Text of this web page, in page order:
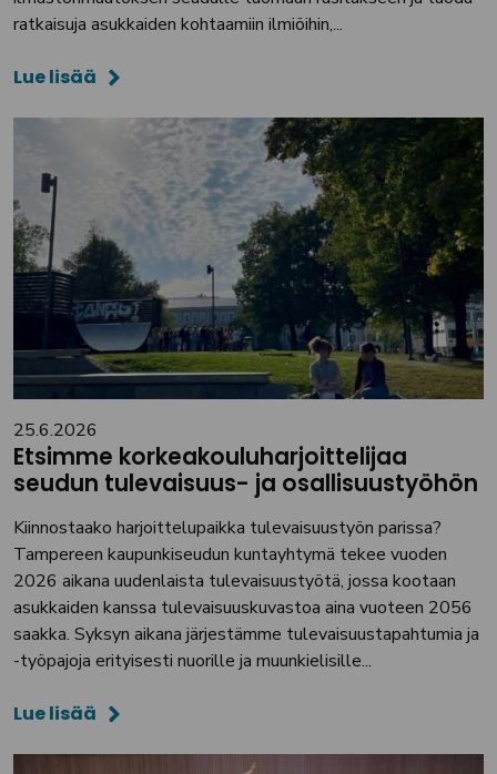
ratkaisuja asukkaiden kohtaamiin ilmiöihin,...
Lue lisää
25.6.2026
Etsimme korkeakouluharjoittelijaa
seudun tulevaisuus- ja osallisuustyöhön
Kiinnostaako harjoittelupaikka tulevaisuustyön parissa?
Tampereen kaupunkiseudun kuntayhtymä tekee vuoden
2026 aikana uudenlaista tulevaisuustyötä, jossa kootaan
asukkaiden kanssa tulevaisuuskuvastoa aina vuoteen 2056
saakka. Syksyn aikana järjestämme tulevaisuustapahtumia ja
-työpajoja erityisesti nuorille ja muunkielisille...
Lue lisää